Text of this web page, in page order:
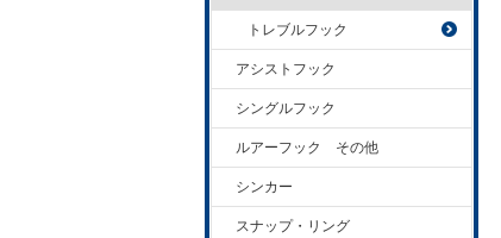
トレブルフック
アシストフック
シングルフック
ルアーフック その他
シンカー
スナップ・リング